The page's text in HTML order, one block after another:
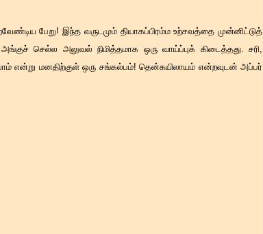
பேறு! இந்த வருடமும் தியாகப்பிரம்ம உற்சவத்தை முன்னிட்டுத்
செல்ல அலுவல் நிமித்தமாக ஒரு வாய்ப்புக் கிடைத்தது. சரி,
என்று மனதிற்குள் ஒரு சங்கல்பம்! தென்கயிலாயம் என்றவுடன் அப்பர்